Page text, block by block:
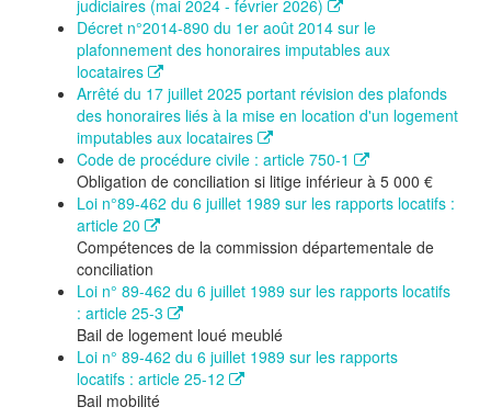
judiciaires (mai 2024 - février 2026)
Décret n°2014-890 du 1er août 2014 sur le
plafonnement des honoraires imputables aux
locataires
Arrêté du 17 juillet 2025 portant révision des plafonds
des honoraires liés à la mise en location d'un logement
imputables aux locataires
Code de procédure civile : article 750-1
Obligation de conciliation si litige inférieur à 5 000 €
Loi n°89-462 du 6 juillet 1989 sur les rapports locatifs :
article 20
Compétences de la commission départementale de
conciliation
Loi n° 89-462 du 6 juillet 1989 sur les rapports locatifs
: article 25-3
Bail de logement loué meublé
Loi n° 89-462 du 6 juillet 1989 sur les rapports
locatifs : article 25-12
Bail mobilité